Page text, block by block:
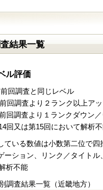
結果一覧
ル評価
前回調査と同じレベル
回調査より２ランク以上ア
回調査より１ランクダウン／
回又は第15回において解析
ている数値は小数第二位で四
ーション、リンク／タイト
析不能
調査結果一覧（近畿地方）